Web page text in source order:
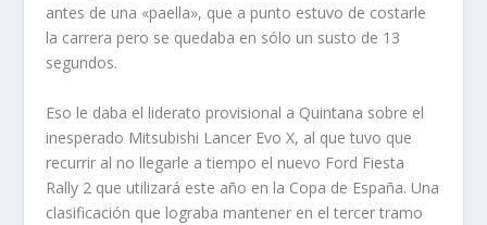
antes de una «paella», que a punto estuvo de costarle
la carrera pero se quedaba en sólo un susto de 13
segundos.
Eso le daba el liderato provisional a Quintana sobre el
inesperado Mitsubishi Lancer Evo X, al que tuvo que
recurrir al no llegarle a tiempo el nuevo Ford Fiesta
Rally 2 que utilizará este año en la Copa de España. Una
clasificación que lograba mantener en el tercer tramo